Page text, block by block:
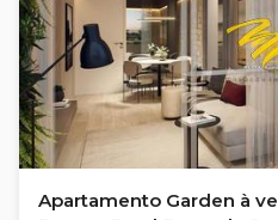
Apartamento Garden à